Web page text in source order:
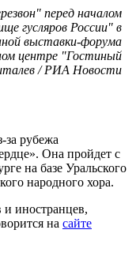
перед началом
гусляров России" в
выставки-форума
центре "Гостиный
/ РИА Новости
за рубежа
Она пройдет с
на базе Уральского
народного хора.
и иностранцев,
на сайте